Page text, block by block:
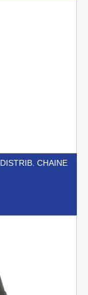
CHAINE